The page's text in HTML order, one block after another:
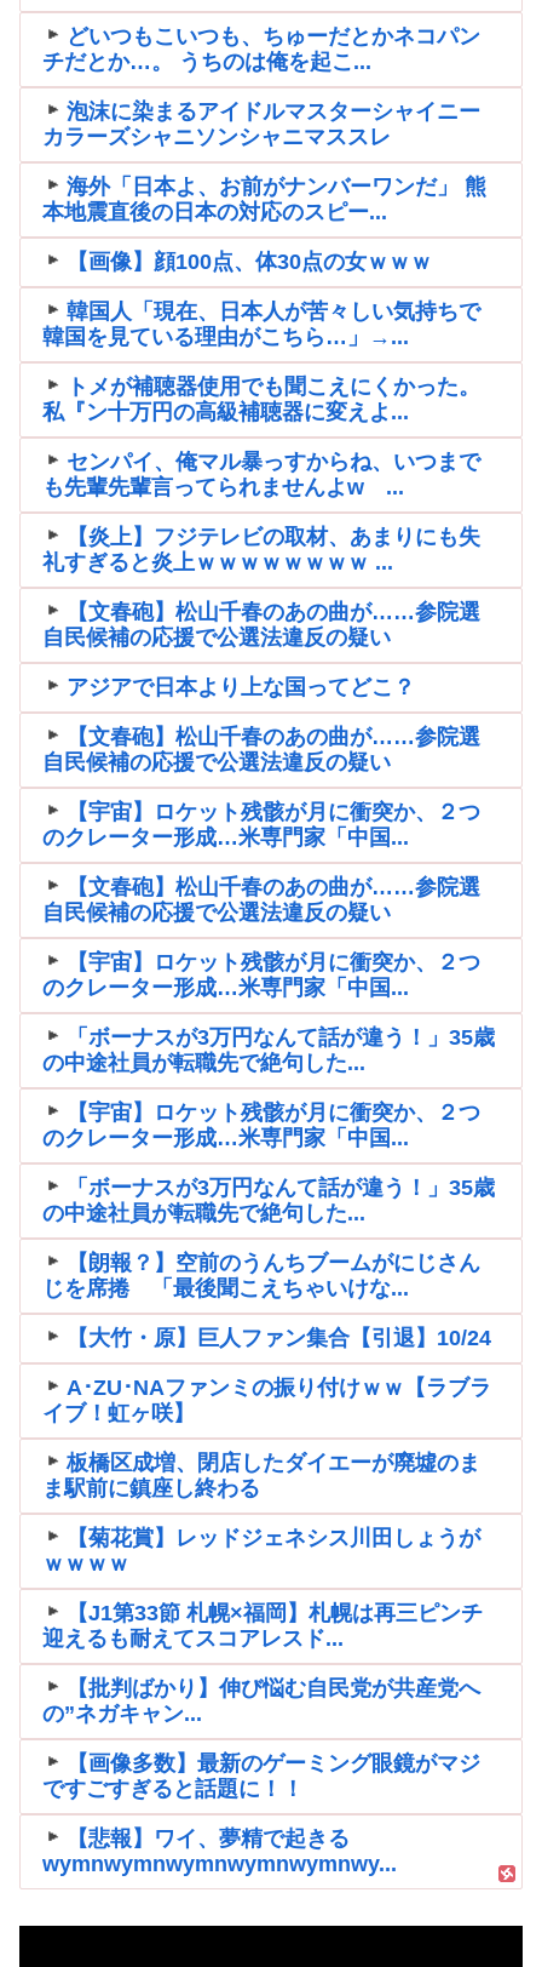
どいつもこいつも、ちゅーだとかネコパン
チだとか…。 うちのは俺を起こ...
泡沫に染まるアイドルマスターシャイニー
カラーズシャニソンシャニマススレ
海外「日本よ、お前がナンバーワンだ」 熊
本地震直後の日本の対応のスピー...
【画像】顔100点、体30点の女ｗｗｗ
韓国人「現在、日本人が苦々しい気持ちで
韓国を見ている理由がこちら…」→...
トメが補聴器使用でも聞こえにくかった。
私『ン十万円の高級補聴器に変えよ...
センパイ、俺マル暴っすからね、いつまで
も先輩先輩言ってられませんよw ...
【炎上】フジテレビの取材、あまりにも失
礼すぎると炎上ｗｗｗｗｗｗｗｗ ...
【文春砲】松山千春のあの曲が……参院選
自民候補の応援で公選法違反の疑い
アジアで日本より上な国ってどこ？
【文春砲】松山千春のあの曲が……参院選
自民候補の応援で公選法違反の疑い
【宇宙】ロケット残骸が月に衝突か、２つ
のクレーター形成…米専門家「中国...
【文春砲】松山千春のあの曲が……参院選
自民候補の応援で公選法違反の疑い
【宇宙】ロケット残骸が月に衝突か、２つ
のクレーター形成…米専門家「中国...
「ボーナスが3万円なんて話が違う！」35歳
の中途社員が転職先で絶句した...
【宇宙】ロケット残骸が月に衝突か、２つ
のクレーター形成…米専門家「中国...
「ボーナスが3万円なんて話が違う！」35歳
の中途社員が転職先で絶句した...
【朗報？】空前のうんちブームがにじさん
じを席捲 「最後聞こえちゃいけな...
【大竹・原】巨人ファン集合【引退】10/24
A･ZU･NAファンミの振り付けｗｗ【ラブラ
イブ！虹ヶ咲】
板橋区成増、閉店したダイエーが廃墟のま
ま駅前に鎮座し終わる
【菊花賞】レッドジェネシス川田しょうが
ｗｗｗｗ
【J1第33節 札幌×福岡】札幌は再三ピンチ
迎えるも耐えてスコアレスド...
【批判ばかり】伸び悩む自民党が共産党へ
の”ネガキャン...
【画像多数】最新のゲーミング眼鏡がマジ
ですごすぎると話題に！！
【悲報】ワイ、夢精で起きる
wymnwymnwymnwymnwymnwy...